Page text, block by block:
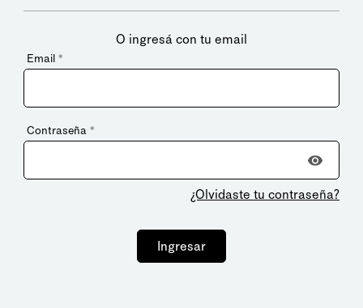
O ingresá con tu email
Email *
Contraseña *
¿Olvidaste tu contraseña?
Ingresar